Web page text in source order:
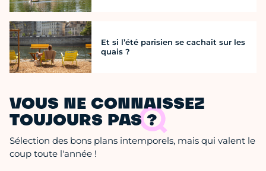
Et si l’été parisien se cachait sur les
quais ?
VOUS NE CONNAISSEZ
TOUJOURS PAS ?
Sélection des bons plans intemporels, mais qui valent le
coup toute l'année !